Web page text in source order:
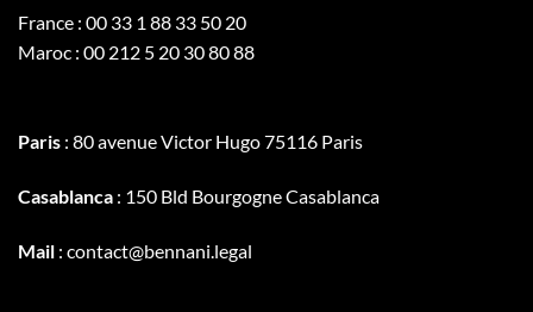
France : 00 33 1 88 33 50 20
Maroc : 00 212 5 20 30 80 88
Paris : 80 avenue Victor Hugo 75116 Paris
Casablanca : 150 Bld Bourgogne Casablanca
Mail : contact@bennani.legal